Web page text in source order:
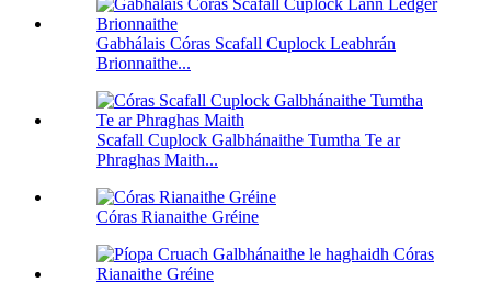
Gabhálais Córas Scafall Cuplock Leabhrán
Brionnaithe...
Scafall Cuplock Galbhánaithe Tumtha Te ar
Phraghas Maith...
Córas Rianaithe Gréine